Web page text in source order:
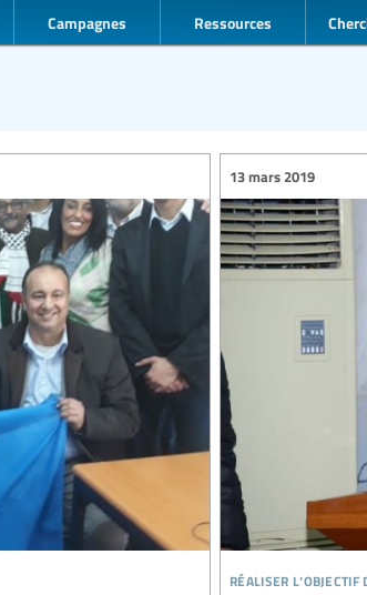
Campagnes Ressources
réaliser l’objectif
13 mars 2019